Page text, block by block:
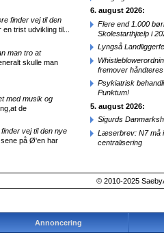
finder vej til den
trist udvikling til...
man tro at
skulle man
med musik og
de
vej til den nye
på Ø'en har
6. august 2026:
Flere end 1.000
Skolestarthjælp i
Lyngså
fremover
Psykiatrisk
Punktum!
5. august 2026:
Sigurds
Læserbrev: N7 må
centralisering
© 2010-2025
Annoncering